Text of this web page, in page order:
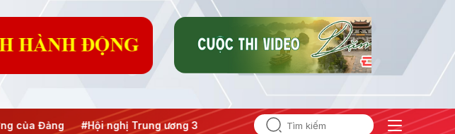
#Hội nghị Trung ương 3 #Đưa Nghị quyết thành hành động